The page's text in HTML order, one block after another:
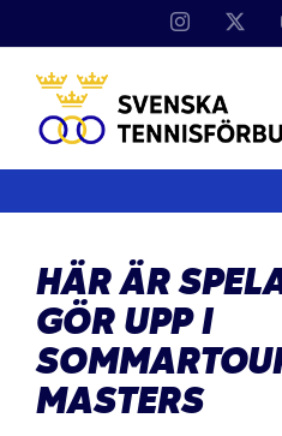
Instagram
HÄR ÄR
GÖR UPP I
MASTERS